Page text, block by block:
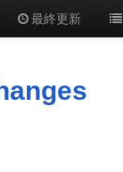
最終更新